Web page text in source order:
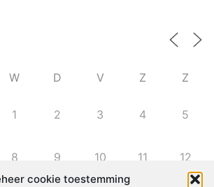
cookie toestemming
W D V Z Z
1 2 3 4 5
8 9 10 11 12